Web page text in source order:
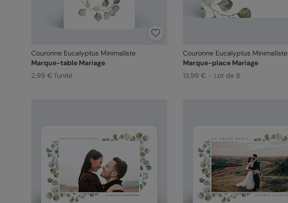
Couronne Eucalyptus Minimaliste
Marque-table Mariage
2,99 € l'unité
Couronne Eucalyptus Minimaliste
Marque-place Mariage
13,99 € - Lot de 8